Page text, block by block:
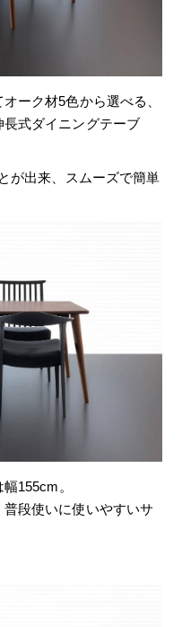
ーク材5色から選べる、
式ダイニングテーブ
が出来、スムーズで簡単
155cm。
段使いに使いやすいサ